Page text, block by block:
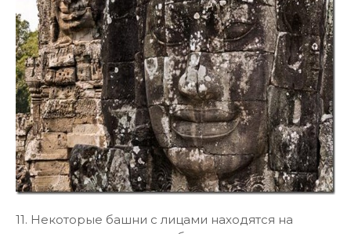
11. Некоторые башни с лицами находятся на